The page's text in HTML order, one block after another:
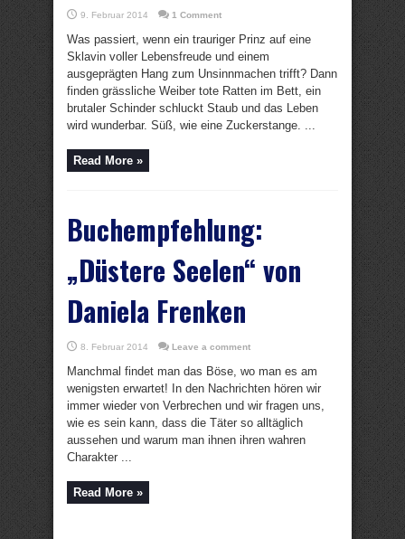
9. Februar 2014 1 Comment
Was passiert, wenn ein trauriger Prinz auf eine
Sklavin voller Lebensfreude und einem
ausgeprägten Hang zum Unsinnmachen trifft? Dann
finden grässliche Weiber tote Ratten im Bett, ein
brutaler Schinder schluckt Staub und das Leben
wird wunderbar. Süß, wie eine Zuckerstange. ...
Read More »
Buchempfehlung:
„Düstere Seelen“ von
Daniela Frenken
8. Februar 2014 Leave a comment
Manchmal findet man das Böse, wo man es am
wenigsten erwartet! In den Nachrichten hören wir
immer wieder von Verbrechen und wir fragen uns,
wie es sein kann, dass die Täter so alltäglich
aussehen und warum man ihnen ihren wahren
Charakter ...
Read More »